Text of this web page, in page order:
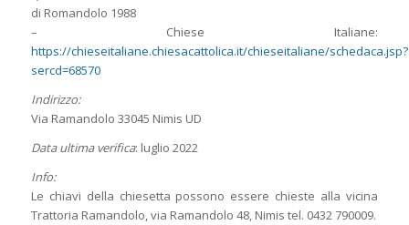
di Romandolo 1988
– Chiese Italiane:
https://chieseitaliane.chiesacattolica.it/chieseitaliane/schedaca.jsp?
sercd=68570
Indirizzo:
Via Ramandolo 33045 Nimis UD
Data ultima verifica: luglio 2022
Info:
Le chiavi della chiesetta possono essere chieste alla vicina
Trattoria Ramandolo, via Ramandolo 48, Nimis tel. 0432 790009.